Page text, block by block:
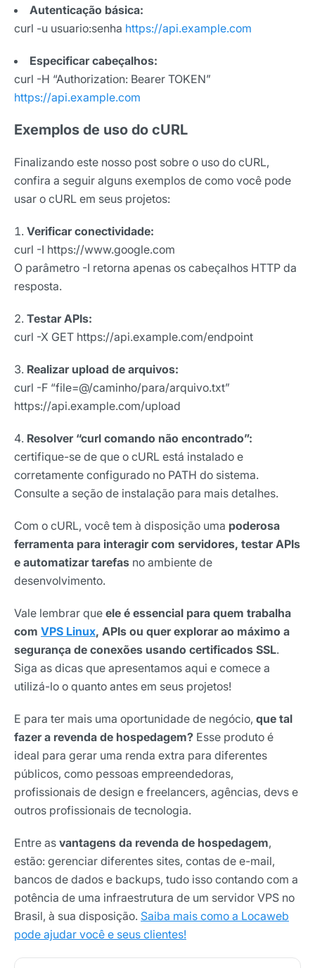
Autenticação básica:
curl -u usuario:senha https://api.example.com
Especificar cabeçalhos:
curl -H “Authorization: Bearer TOKEN”
https://api.example.com
Exemplos de uso do cURL
Finalizando este nosso post sobre o uso do cURL,
confira a seguir alguns exemplos de como você pode
usar o cURL em seus projetos:
Verificar conectividade:
curl -I https://www.google.com
O parâmetro -I retorna apenas os cabeçalhos HTTP da
resposta.
Testar APIs:
curl -X GET https://api.example.com/endpoint
Realizar upload de arquivos:
curl -F “file=@/caminho/para/arquivo.txt”
https://api.example.com/upload
Resolver “curl comando não encontrado”:
certifique-se de que o cURL está instalado e
corretamente configurado no PATH do sistema.
Consulte a seção de instalação para mais detalhes.
Com o cURL, você tem à disposição uma poderosa
ferramenta para interagir com servidores, testar APIs
e automatizar tarefas no ambiente de
desenvolvimento.
Vale lembrar que ele é essencial para quem trabalha
com VPS Linux, APIs ou quer explorar ao máximo a
segurança de conexões usando certificados SSL.
Siga as dicas que apresentamos aqui e comece a
utilizá-lo o quanto antes em seus projetos!
E para ter mais uma oportunidade de negócio, que tal
fazer a revenda de hospedagem? Esse produto é
ideal para gerar uma renda extra para diferentes
públicos, como pessoas empreendedoras,
profissionais de design e freelancers, agências, devs e
outros profissionais de tecnologia.
Entre as vantagens da revenda de hospedagem,
estão: gerenciar diferentes sites, contas de e-mail,
bancos de dados e backups, tudo isso contando com a
potência de uma infraestrutura de um servidor VPS no
Brasil, à sua disposição. Saiba mais como a Locaweb
pode ajudar você e seus clientes!